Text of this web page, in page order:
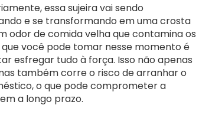
essa sujeira vai sendo
e se transformando em uma crosta
odor de comida velha que contamina os
você pode tomar nesse momento é
esfregar tudo à força. Isso não apenas
também corre o risco de arranhar o
o que pode comprometer a
a longo prazo.